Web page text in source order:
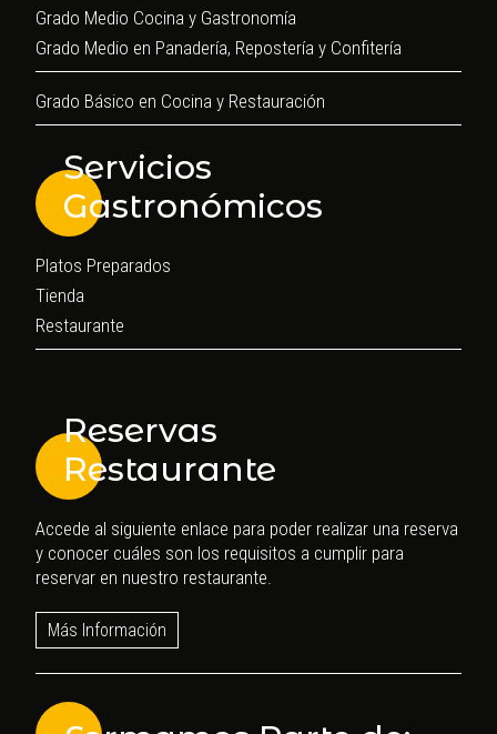
Grado Medio Cocina y Gastronomía
Grado Medio en Panadería, Repostería y Confitería
Grado Básico en Cocina y Restauración
Servicios
Gastronómicos
Platos Preparados
Tienda
Restaurante
Reservas
Restaurante
Accede al siguiente enlace para poder realizar una reserva
y conocer cuáles son los requisitos a cumplir para
reservar en nuestro restaurante.
Más Información